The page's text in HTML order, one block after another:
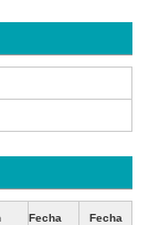
Fecha
Fecha